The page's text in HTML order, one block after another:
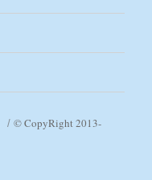
© CopyRight 2013-